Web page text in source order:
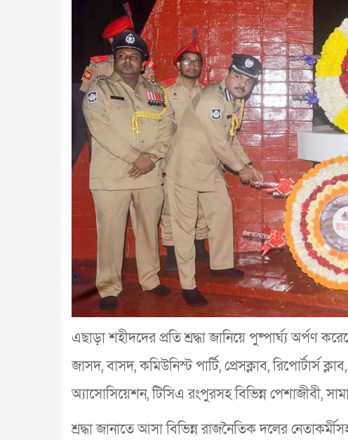
এছাড়া শহীদদের প্রতি শ্রদ্ধা জানিয়ে পুষ্পার্ঘ্য অর্পণ
জাসদ, বাসদ, কমিউনিস্ট পার্টি, প্রেসক্লাব, রিপোর্টার্স
অ্যাসোসিয়েশন, টিসিএ রংপুরসহ বিভিন্ন পেশাজীবী,
শ্রদ্ধা জানাতে আসা বিভিন্ন রাজনৈতিক দলের